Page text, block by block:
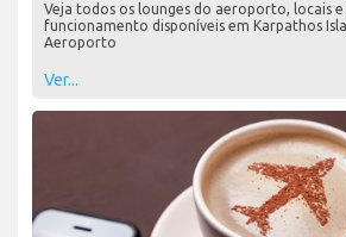
Veja todos os lounges do aeroporto, locais
funcionamento disponíveis em Karpathos
Aeroporto
Ver...